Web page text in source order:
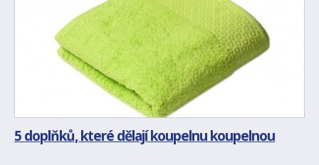
5 doplňků, které dělají koupelnu koupelnou